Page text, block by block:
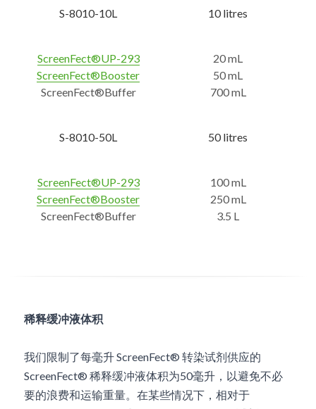
S-8010-10L 10 litres
ScreenFect®UP-293
ScreenFect®Booster
ScreenFect®Buffer
20 mL
50 mL
700 mL
S-8010-50L 50 litres
ScreenFect®UP-293
ScreenFect®Booster
ScreenFect®Buffer
100 mL
250 mL
3.5 L
稀释缓冲液体积
我们限制了每毫升 ScreenFect® 转染试剂供应的
ScreenFect® 稀释缓冲液体积为50毫升，以避免不必
要的浪费和运输重量。在某些情况下，相对于